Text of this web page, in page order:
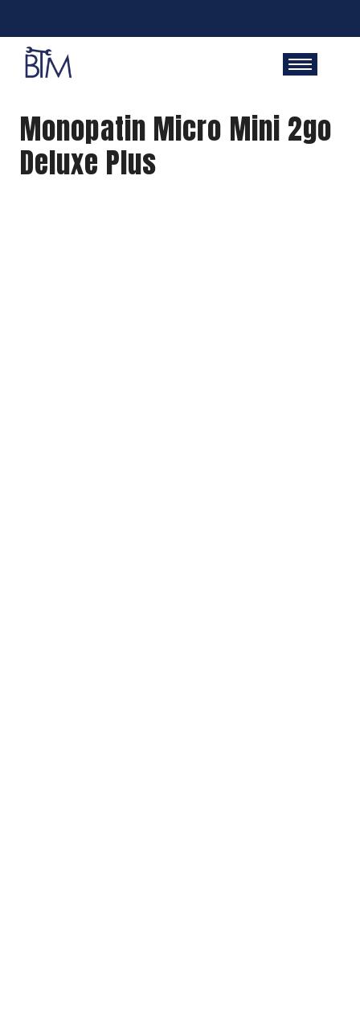
Monopatin Micro Mini 2go
Deluxe Plus